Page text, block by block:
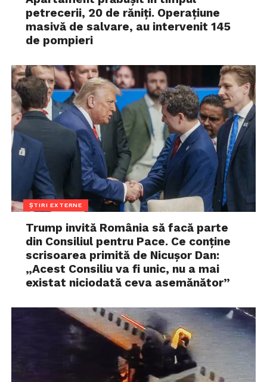
petrecerii, 20 de răniți. Operațiune
masivă de salvare, au intervenit 145
de pompieri
ȘTIRI EXTERNE
Trump invită România să facă parte
din Consiliul pentru Pace. Ce conține
scrisoarea primită de Nicușor Dan:
„Acest Consiliu va fi unic, nu a mai
existat niciodată ceva asemănător”